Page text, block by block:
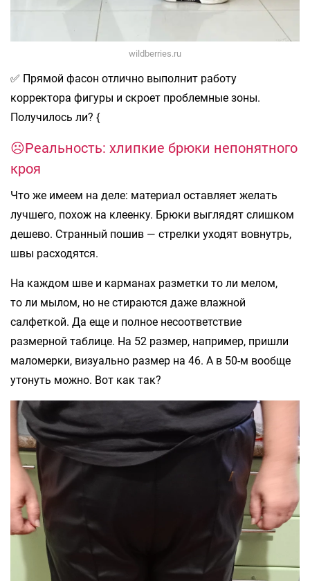
wildberries.ru
✅ Прямой фасон отлично выполнит работу
корректора фигуры и скроет проблемные зоны.
Получилось ли? {
☹️Реальность: хлипкие брюки непонятного
кроя
Что же имеем на деле: материал оставляет желать
лучшего, похож на клеенку. Брюки выглядят слишком
дешево. Странный пошив — стрелки уходят вовнутрь,
швы расходятся.
На каждом шве и карманах разметки то ли мелом,
то ли мылом, но не стираются даже влажной
салфеткой. Да еще и полное несоответствие
размерной таблице. На 52 размер, например, пришли
маломерки, визуально размер на 46. А в 50-м вообще
утонуть можно. Вот как так?